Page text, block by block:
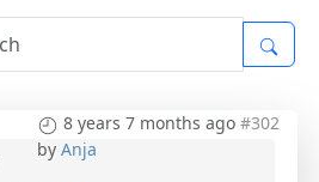
8 years 7 months ago #302
byAnja